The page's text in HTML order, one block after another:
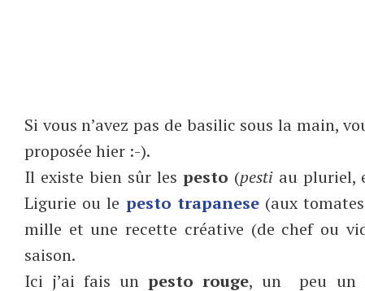
Si vous n’avez pas de basilic sous la main,
proposée hier :-).
Il existe bien sûr les pesto (pestiau pluriel,
Ligurie ou le pesto trapanese (aux
mille et une recette créative (de chef ou
saison.
Ici j’ai fais unpesto rouge, un peu un